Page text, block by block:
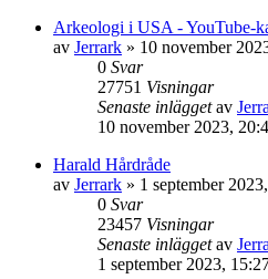
Arkeologi i USA - YouTube-
av Jerrark » 10 november
0 Svar
27751 Visningar
Senaste inläggetav
10 november 2023,
Harald Hårdråde
av Jerrark » 1 september
0 Svar
23457 Visningar
Senaste inläggetav
1 september 2023,